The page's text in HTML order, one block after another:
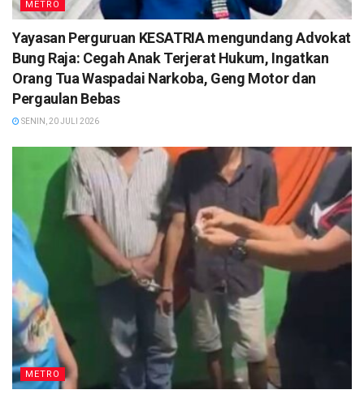
METRO
Yayasan Perguruan KESATRIA mengundang Advokat
Bung Raja: Cegah Anak Terjerat Hukum, Ingatkan
Orang Tua Waspadai Narkoba, Geng Motor dan
Pergaulan Bebas
SENIN, 20 JULI 2026
METRO